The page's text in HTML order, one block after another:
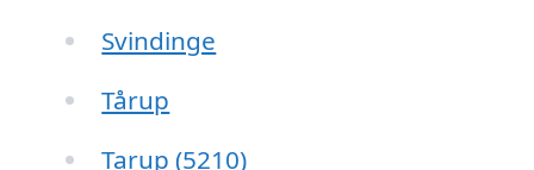
Svindinge
Tårup
Tarup (5210)